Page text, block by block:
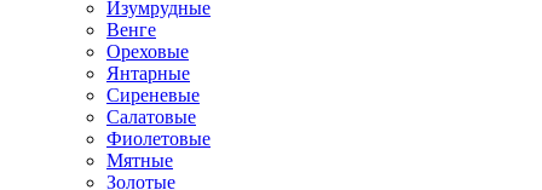
Изумрудные
Венге
Ореховые
Янтарные
Сиреневые
Салатовые
Фиолетовые
Мятные
Золотые